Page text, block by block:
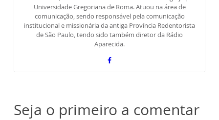
Universidade Gregoriana de Roma. Atuou na área de
comunicação, sendo responsável pela comunicação
institucional e missionária da antiga Província Redentorista
de São Paulo, tendo sido também diretor da Rádio
Aparecida.
Seja o primeiro a comentar